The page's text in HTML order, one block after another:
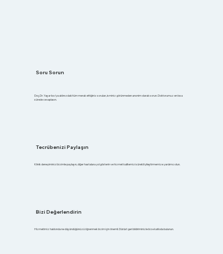
Soru Sorun
Doç.Dr. Yaşar Issı'ya aklınızdaki tüm merak ettiğiniz soruları, isminiz görünmeden anonim olarak sorun. Doktorumuz en kısa
sürede cevaplasın.
Tecrübenizi Paylaşın
Klinik deneyiminizi bizimle paylaşın, diğer hastalara yol gösterin ve hizmet kalitemizi sürekli iyileştirmemize yardımcı olun.
Bizi Değerlendirin
Hizmetimiz hakkında ne düşündüğünüzü öğrenmek bizim için önemli. Dürüst geri bildiriminizle bize katkıda bulunun.